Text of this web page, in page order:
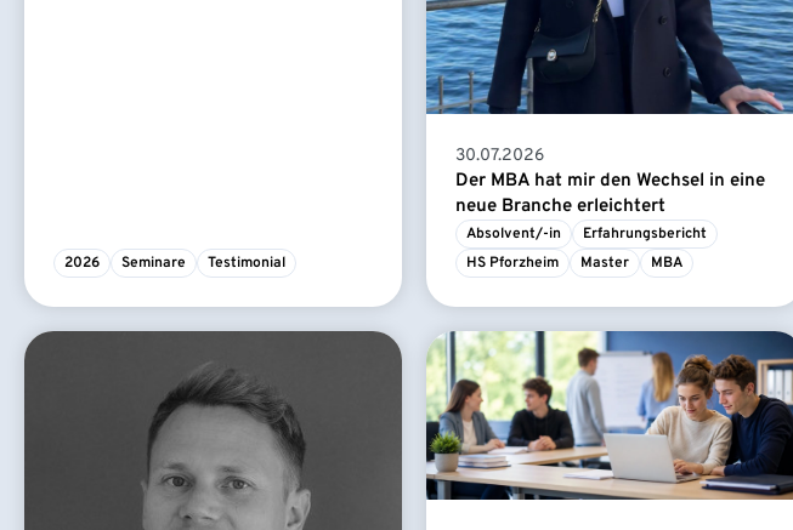
2026 Seminare Testimonial
30.07.2026
Der MBA hat mir den Wechsel in eine
neue Branche erleichtert
Absolvent/-in
Erfahrungsbericht
HS Pforzheim
Master MBA